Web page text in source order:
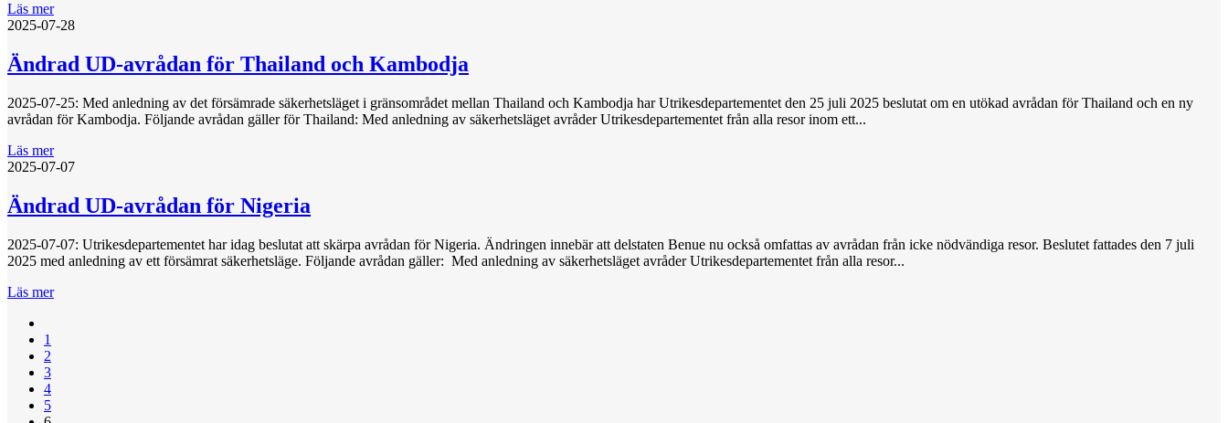
Läs mer
2025-07-28
Ändrad UD-avrådan för Thailand och Kambodja
2025-07-25: Med anledning av det försämrade säkerhetsläget i gränsområdet mellan Thailand och Kambodja har Utrikesdepartementet den 25 juli 2025 beslutat om en utökad avrådan för Thailand och en ny
avrådan för Kambodja. Följande avrådan gäller för Thailand: Med anledning av säkerhetsläget avråder Utrikesdepartementet från alla resor inom ett...
Läs mer
2025-07-07
Ändrad UD-avrådan för Nigeria
2025-07-07: Utrikesdepartementet har idag beslutat att skärpa avrådan för Nigeria. Ändringen innebär att delstaten Benue nu också omfattas av avrådan från icke nödvändiga resor. Beslutet fattades den 7 juli
2025 med anledning av ett försämrat säkerhetsläge. Följande avrådan gäller: Med anledning av säkerhetsläget avråder Utrikesdepartementet från alla resor...
Läs mer
1
2
3
4
5